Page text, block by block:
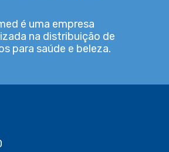
é uma empresa
na distribuição de
para saúde e beleza.